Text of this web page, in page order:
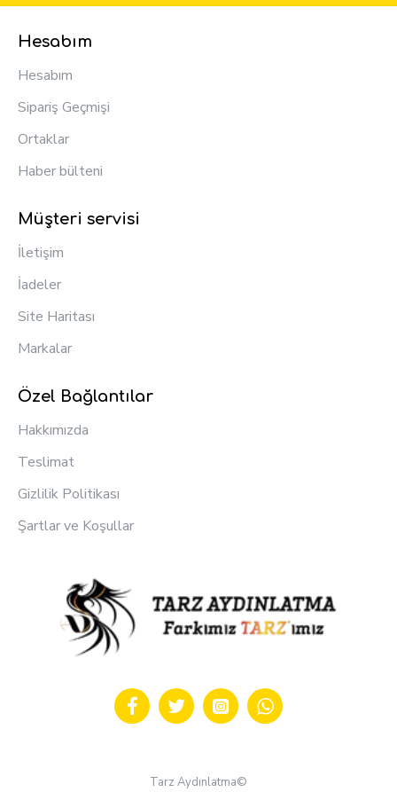
Hesabım
Hesabım
Sipariş Geçmişi
Ortaklar
Haber bülteni
Müşteri servisi
İletişim
İadeler
Site Haritası
Markalar
Özel Bağlantılar
Hakkımızda
Teslimat
Gizlilik Politikası
Şartlar ve Koşullar
Tarz Aydınlatma©